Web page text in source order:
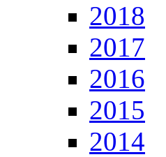
2018
2017
2016
2015
2014